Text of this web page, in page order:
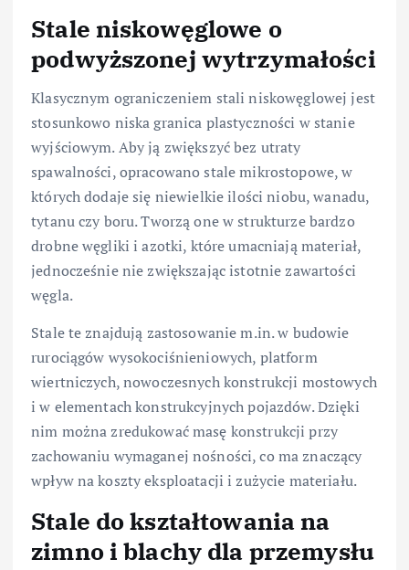
Stale niskowęglowe o
podwyższonej wytrzymałości
Klasycznym ograniczeniem stali niskowęglowej jest
stosunkowo niska granica plastyczności w stanie
wyjściowym. Aby ją zwiększyć bez utraty
spawalności, opracowano stale mikrostopowe, w
których dodaje się niewielkie ilości niobu, wanadu,
tytanu czy boru. Tworzą one w strukturze bardzo
drobne węgliki i azotki, które umacniają materiał,
jednocześnie nie zwiększając istotnie zawartości
węgla.
Stale te znajdują zastosowanie m.in. w budowie
rurociągów wysokociśnieniowych, platform
wiertniczych, nowoczesnych konstrukcji mostowych
i w elementach konstrukcyjnych pojazdów. Dzięki
nim można zredukować masę konstrukcji przy
zachowaniu wymaganej nośności, co ma znaczący
wpływ na koszty eksploatacji i zużycie materiału.
Stale do kształtowania na
zimno i blachy dla przemysłu